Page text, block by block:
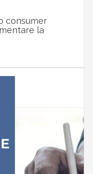
consumer
la